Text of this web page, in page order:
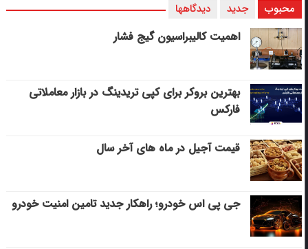
محبوب جدید دیدگاهها
اهمیت کالیبراسیون گیج فشار
بهترین بروکر برای کپی‌ تریدینگ در بازار معاملاتی
فارکس
قیمت آجیل در ماه های آخر سال
جی پی اس خودرو؛ راهکار جدید تامین امنیت خودرو